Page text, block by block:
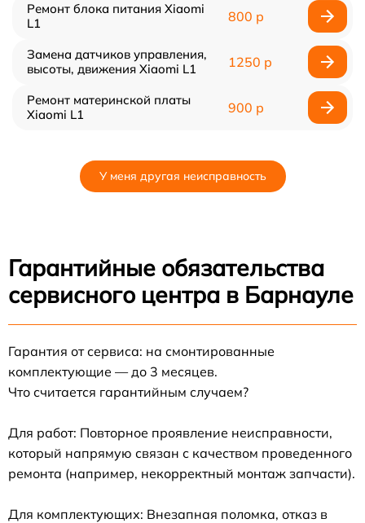
Ремонт блока питания Xiaomi
L1
800 р
Замена датчиков управления,
высоты, движения Xiaomi L1
1250 р
Ремонт материнской платы
Xiaomi L1
900 р
У меня другая неисправность
Гарантийные обязательства
сервисного центра в Барнауле
Гарантия от сервиса: на смонтированные
комплектующие — до 3 месяцев.
Что считается гарантийным случаем?
Для работ: Повторное проявление неисправности,
который напрямую связан с качеством проведенного
ремонта (например, некорректный монтаж запчасти).
Для комплектующих: Внезапная поломка, отказ в